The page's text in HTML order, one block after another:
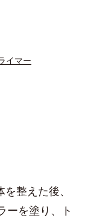
イマー
整えた後、
ーを塗り、ト